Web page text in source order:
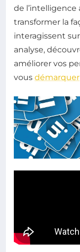
de l’intelligence
transformer la
interagissent
analyse,
améliorer vos
vous démarquer